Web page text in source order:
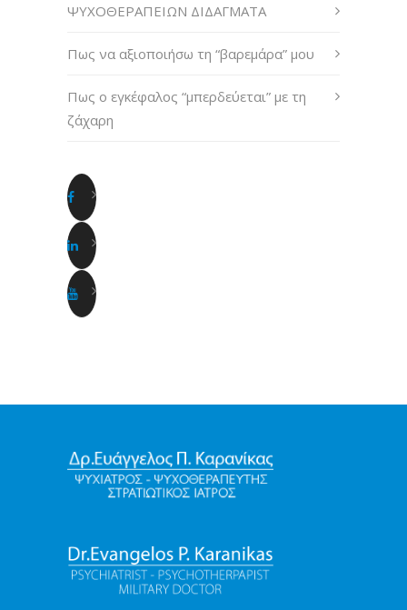
ΨΥΧΟΘΕΡΑΠΕΙΩΝ ΔΙΔΑΓΜΑΤΑ
Πως να αξιοποιήσω τη “βαρεμάρα” μου
Πως ο εγκέφαλος “μπερδεύεται” με τη
ζάχαρη